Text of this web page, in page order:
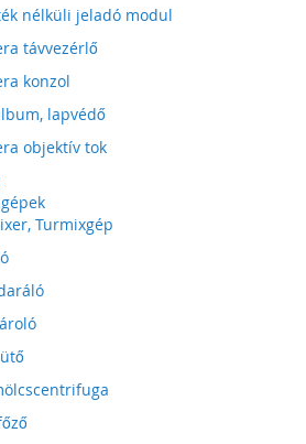
nélküli jeladó modul
távvezérlő
konzol
lapvédő
objektív tok
Turmixgép